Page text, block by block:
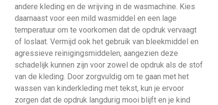
andere kleding en de wrijving in de wasmachine. Kies
daarnaast voor een mild wasmiddel en een lage
temperatuur om te voorkomen dat de opdruk vervaagt
of loslaat. Vermijd ook het gebruik van bleekmiddel en
agressieve reinigingsmiddelen, aangezien deze
schadelijk kunnen zijn voor zowel de opdruk als de stof
van de kleding. Door zorgvuldig om te gaan met het
wassen van kinderkleding met tekst, kun je ervoor
zorgen dat de opdruk langdurig mooi blijft en je kind